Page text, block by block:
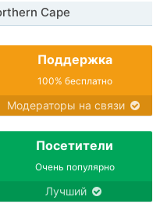
Cape
Поддержка
100% бесплатно
Модераторы на связи
Посетители
Очень популярно
Лучший